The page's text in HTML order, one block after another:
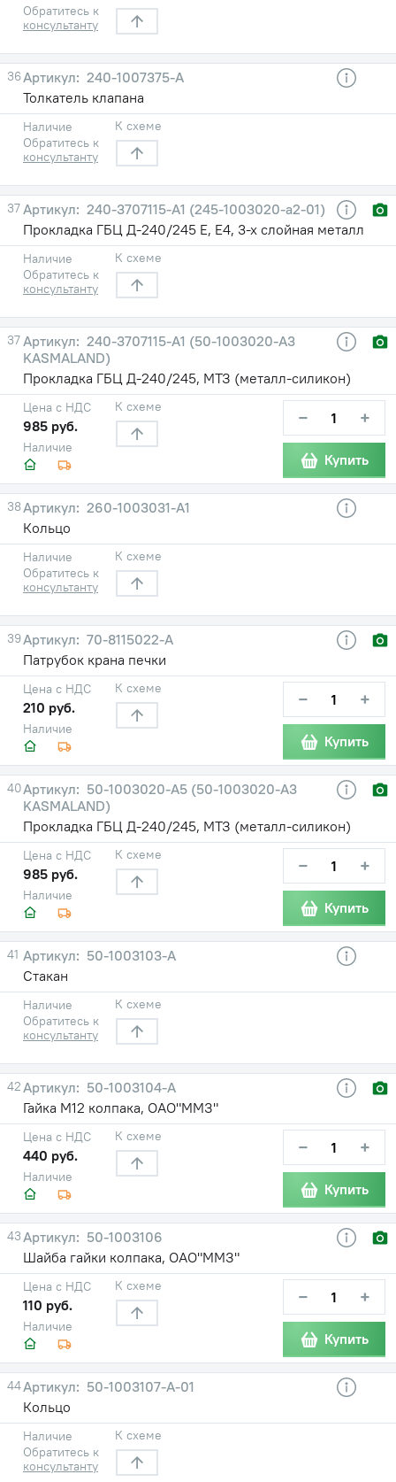
Обратитесь к
консультанту
36
240-1007375-А
Толкатель клапана
Наличие
Обратитесь к
консультанту
К схеме
37
240-3707115-А1 (245-1003020-а2-01)
Прокладка ГБЦ Д-240/245 Е, Е4, 3-х слойная металл
Наличие
Обратитесь к
консультанту
К схеме
37
240-3707115-А1 (50-1003020-А3
KASMALAND)
Прокладка ГБЦ Д-240/245, МТЗ (металл-силикон)
Наличие
Цена с НДС
985 руб.
К схеме − +
Купить
38
260-1003031-А1
Кольцо
Наличие
Обратитесь к
консультанту
К схеме
39
70-8115022-А
Патрубок крана печки
Наличие
Цена с НДС
210 руб.
К схеме − +
Купить
40
50-1003020-А5 (50-1003020-А3
KASMALAND)
Прокладка ГБЦ Д-240/245, МТЗ (металл-силикон)
Наличие
Цена с НДС
985 руб.
К схеме − +
Купить
41
50-1003103-А
Стакан
Наличие
Обратитесь к
консультанту
К схеме
42
50-1003104-А
Гайка М12 колпака, ОАО"ММЗ"
Наличие
Цена с НДС
440 руб.
К схеме − +
Купить
43
50-1003106
Шайба гайки колпака, ОАО"ММЗ"
Наличие
Цена с НДС
110 руб.
К схеме − +
Купить
44
50-1003107-А-01
Кольцо
Наличие
Обратитесь к
консультанту
К схеме